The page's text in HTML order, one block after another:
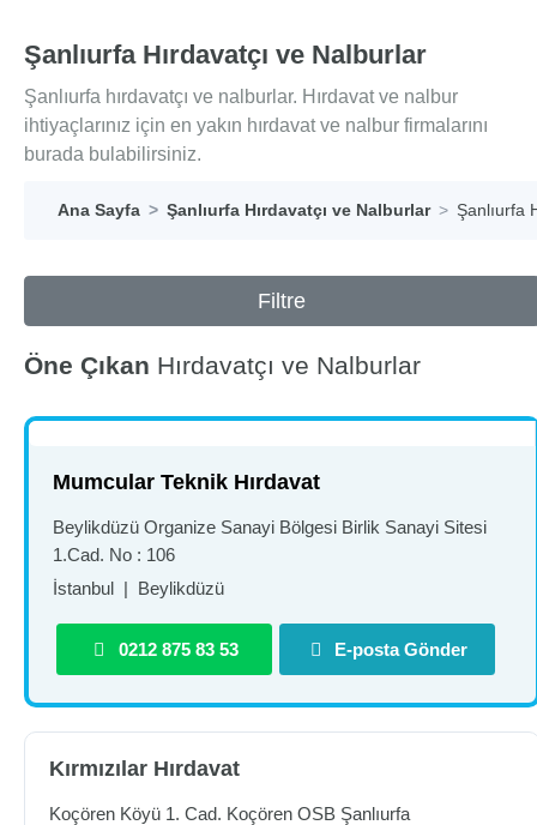
Şanlıurfa Hırdavatçı ve Nalburlar
Şanlıurfa hırdavatçı ve nalburlar. Hırdavat ve nalbur
ihtiyaçlarınız için en yakın hırdavat ve nalbur firmalarını
burada bulabilirsiniz.
Ana Sayfa Şanlıurfa Hırdavatçı ve Nalburlar Şanlıurfa
Filtre
Öne Çıkan Hırdavatçı ve Nalburlar
Mumcular Teknik Hırdavat
Beylikdüzü Organize Sanayi Bölgesi Birlik Sanayi Sitesi
1.Cad. No : 106
İstanbul | Beylikdüzü
0212 875 83 53 E-posta Gönder
Kırmızılar Hırdavat
Koçören Köyü 1. Cad. Koçören OSB Şanlıurfa